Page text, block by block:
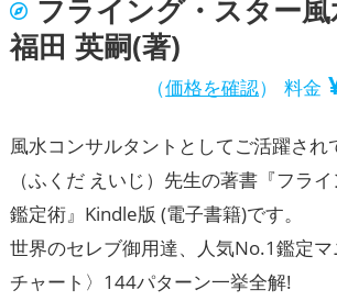
フライング・スター
福田 英嗣(著)
（価格を確認） 料金
風水コンサルタントとしてご活躍され
（ふくだ えいじ）先生の著書『フラ
鑑定術』Kindle版 (電子書籍)です。
世界のセレブ御用達、人気No.1鑑定
チャート〉144パターン一挙全解!